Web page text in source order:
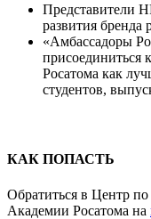
Представители
развития бренда
«Амбассадоры
присоединиться
Росатома как
студентов,
КАК ПОПАСТЬ
Обратиться в Центр
Академии Росатома на